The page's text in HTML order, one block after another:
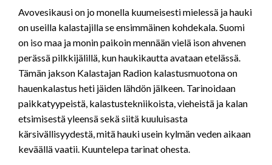
EMBED
Avovesikausi on jo monella kuumeisesti mielessä ja hauki
on useilla kalastajilla se ensimmäinen kohdekala. Suomi
on iso maa ja monin paikoin mennään vielä ison ahvenen
perässä pilkkijälillä, kun haukikautta avataan etelässä.
Tämän jakson Kalastajan Radion kalastusmuotona on
hauenkalastus heti jäiden lähdön jälkeen. Tarinoidaan
paikkatyypeistä, kalastustekniikoista, vieheistä ja kalan
etsimisestä yleensä sekä siitä kuuluisasta
kärsivällisyydestä, mitä hauki usein kylmän veden aikaan
keväällä vaatii. Kuuntelepa tarinat ohesta.